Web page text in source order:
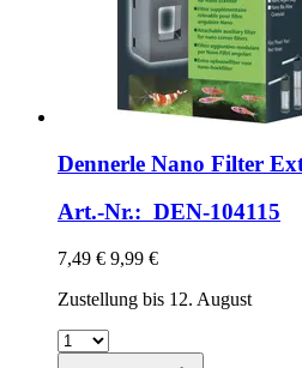
Dennerle Nano Filter
Art.-Nr.: DEN-104115
7,49 € 9,99 €
Zustellung bis 12. August